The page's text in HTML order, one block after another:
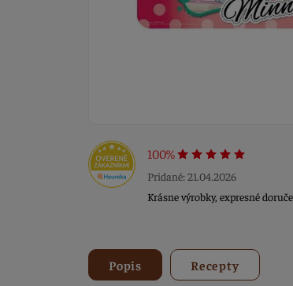
100%
Pridané: 21.04.2026
Krásne výrobky, expresné
Popis Recepty